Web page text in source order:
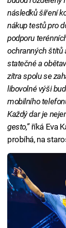
následků šíření
nákup testů pro
podporu
ochranných štítů
statečné a
zítra spolu se
libovolné výši
mobilního
Každý dar je
gesto,”říká Eva
probíhá, na